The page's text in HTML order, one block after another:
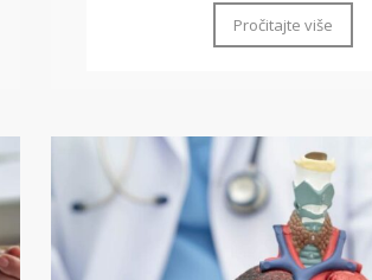
Pročitajte više